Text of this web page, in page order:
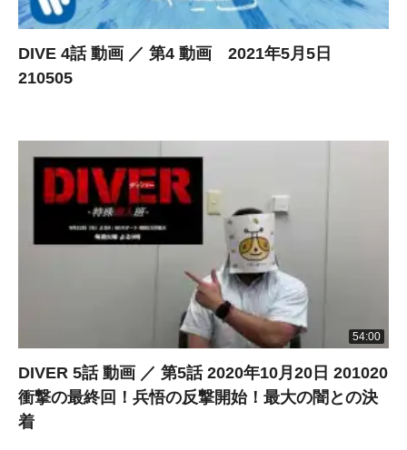
DIVE 4話 動画 ／ 第4 動画 2021年5月5日
210505
54:00
DIVER 5話 動画 ／ 第5話 2020年10月20日 201020
衝撃の最終回！兵悟の反撃開始！最大の闇との決
着